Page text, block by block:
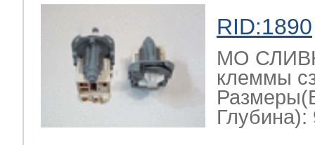
RID:1890
МО
клеммы
Глубина):